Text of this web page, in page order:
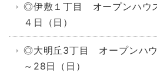
◎伊敷１丁目 オープンハウ
４日（日）
◎大明丘3丁目 オープンハ
～28日（日）